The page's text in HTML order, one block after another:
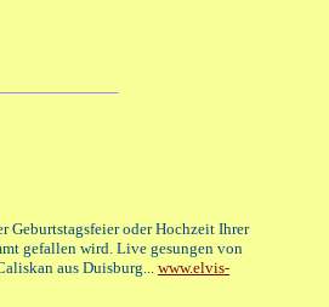
Geburtstagsfeier oder Hochzeit Ihrer
gefallen wird. Live gesungen von
aus Duisburg... www.elvis-